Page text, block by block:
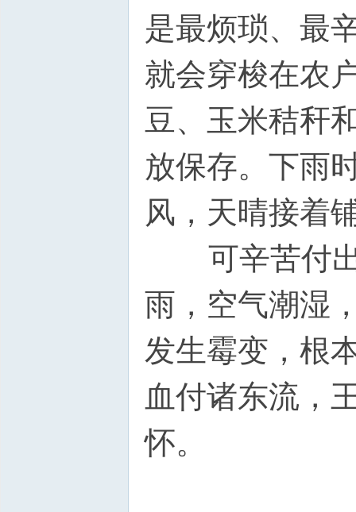
是最烦琐、最
就会穿梭在农
豆、玉米秸秆
放保存。下雨
风，天晴接着
可辛苦付出
雨，空气潮湿
发生霉变，根
血付诸东流，
怀。